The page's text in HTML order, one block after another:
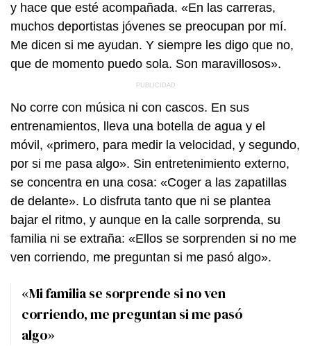
y hace que esté acompañada. «En las carreras,
muchos deportistas jóvenes se preocupan por mí.
Me dicen si me ayudan. Y siempre les digo que no,
que de momento puedo sola. Son maravillosos».
No corre con música ni con cascos. En sus
entrenamientos, lleva una botella de agua y el
móvil, «primero, para medir la velocidad, y segundo,
por si me pasa algo». Sin entretenimiento externo,
se concentra en una cosa: «Coger a las zapatillas
de delante». Lo disfruta tanto que ni se plantea
bajar el ritmo, y aunque en la calle sorprenda, su
familia ni se extraña: «Ellos se sorprenden si no me
ven corriendo, me preguntan si me pasó algo».
«Mi familia se sorprende si no ven
corriendo, me preguntan si me pasó
algo»